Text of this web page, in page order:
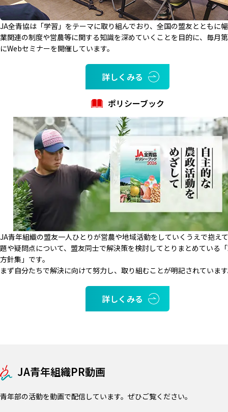
JA全青協は「学習」をテーマに取り組んでおり、全国の盟友とともに
業関連の制度や営農等に関する知識を深めていくことを目的に、毎月
にWebセミナーを開催しています。
詳しくみる
ポリシーブック
JA青年組織の盟友一人ひとりが営農や地域活動をしていくうえで抱え
題や疑問点について、盟友同士で解決策を検討してとりまとめている
方針集」です。
まず自分たちで解決に向けて努力し、取り組むことが明記されていま
詳しくみる
JA青年組織PR動画
青年部の活動を動画で配信しています。ぜひご覧ください。